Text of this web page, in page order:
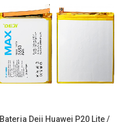
Bateria Deji Huawei P20 Lite /